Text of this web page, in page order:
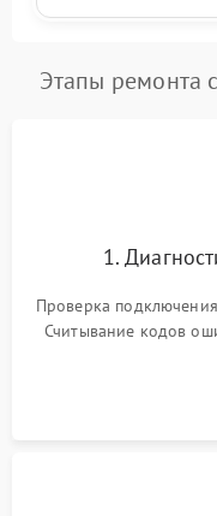
Этапы ремонта
1.
Проверка
Считывание кодов
выявления